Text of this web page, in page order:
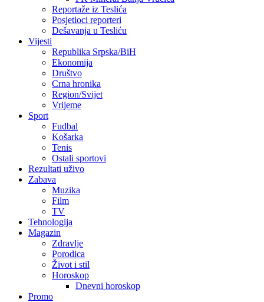
Reportaže iz Teslića
Posjetioci reporteri
Dešavanja u Tesliću
Vijesti
Republika Srpska/BiH
Ekonomija
Društvo
Crna hronika
Region/Svijet
Vrijeme
Sport
Fudbal
Košarka
Tenis
Ostali sportovi
Rezultati uživo
Zabava
Muzika
Film
TV
Tehnologija
Magazin
Zdravlje
Porodica
Život i stil
Horoskop
Dnevni horoskop
Promo